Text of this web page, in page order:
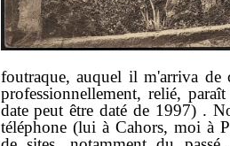
foutraque, auquel il m'arriva
professionnellement, relié,
date peut être daté de 1997) .
téléphone (lui à Cahors, moi à